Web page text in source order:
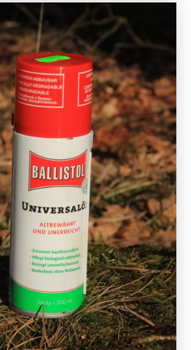
perslucht. Dit klinkt
een beetje ingewikkeld als je er
mee hebt, maar dat is
je de juiste stappen volgt, dan
een vrij eenvoudige klus.